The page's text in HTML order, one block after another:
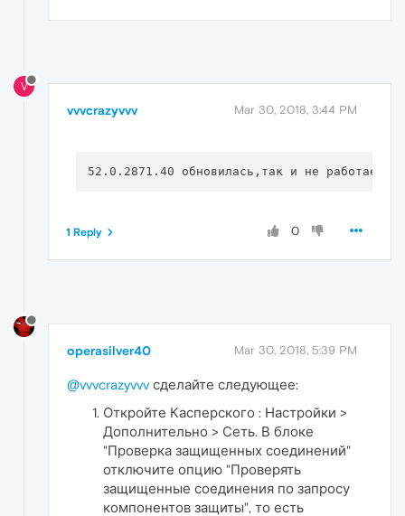
V
vvvcrazyvvv Mar 30, 2018, 3:44 PM
0
1 Reply
operasilver40 Mar 30, 2018, 5:39 PM
@vvvcrazyvvv сделайте следующее:
Откройте Касперского : Настройки >
Дополнительно > Сеть. В блоке
"Проверка защищенных соединений"
отключите опцию "Проверять
защищенные соединения по запросу
компонентов защиты", то есть